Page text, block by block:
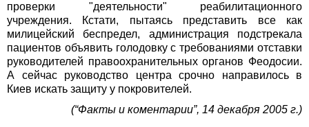
проверки "деятельности" реабилитационного
учреждения. Кстати, пытаясь представить все как
милицейский беспредел, администрация подстрекала
пациентов объявить голодовку с требованиями отставки
руководителей правоохранительных органов Феодосии.
А сейчас руководство центра срочно направилось в
Киев искать защиту у покровителей.
(“Факты и коментарии”, 14 декабря 2005 г.)